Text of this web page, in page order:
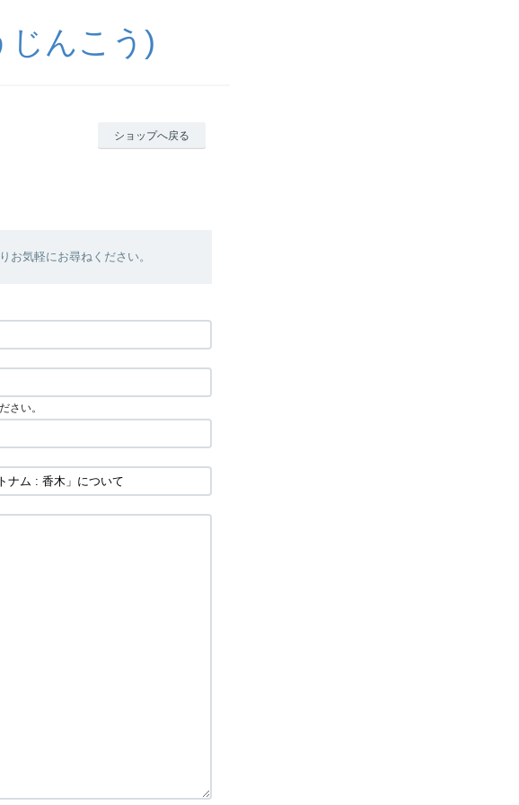
じんこう)
ショップへ戻る
お気軽にお尋ねください。
さい。